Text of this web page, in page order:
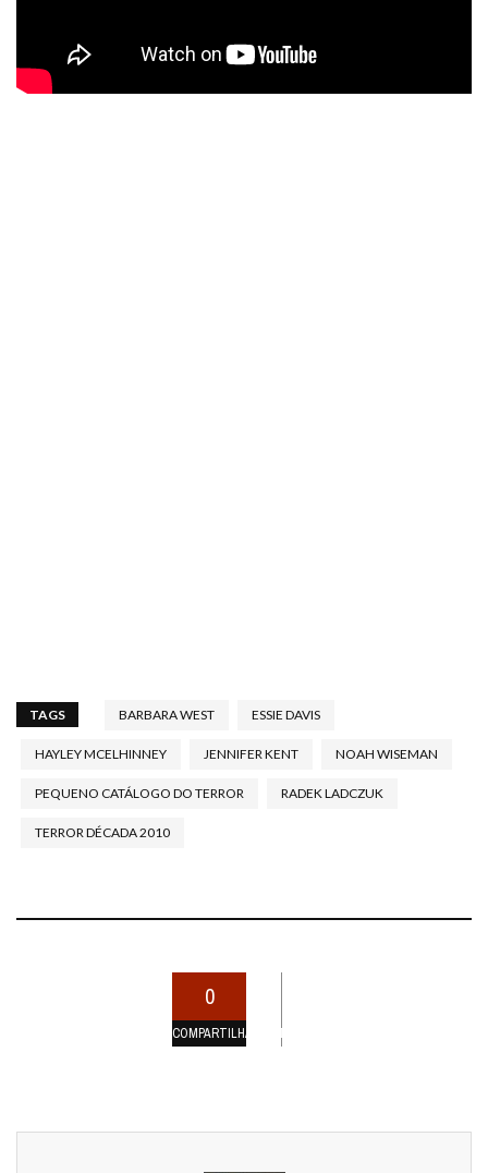
TAGS BARBARA WEST ESSIE DAVIS
HAYLEY MCELHINNEY JENNIFER KENT NOAH WISEMAN
PEQUENO CATÁLOGO DO TERROR RADEK LADCZUK
TERROR DÉCADA 2010
0
COMPARTILHAMENTOS